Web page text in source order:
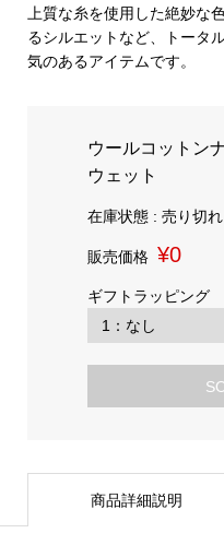
上質な糸を使用した絶妙な
るシルエットなど、トータ
気のあるアイテムです。
ウールコットン
ウェット
在庫状態 : 売り切れ
販売価格 ¥0
ギフトラッピング
商品詳細説明